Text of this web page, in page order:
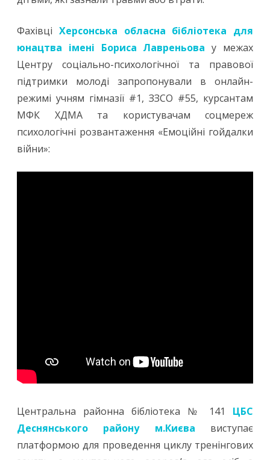
Фахівці Херсонська обласна бібліотека для
юнацтва імені Бориса Лавреньова у межах
Центру соціально-психологічної та правової
підтримки молоді запропонували в онлайн-
режимі учням гімназії #1, ЗЗСО #55, курсантам
МФК ХДМА та користувачам соцмереж
психологічні розвантаження «Емоційні гойдалки
війни»:
Центральна районна бібліотека № 141 ЦБС
Деснянського району м.Києва виступає
платформою для проведення циклу тренінгових